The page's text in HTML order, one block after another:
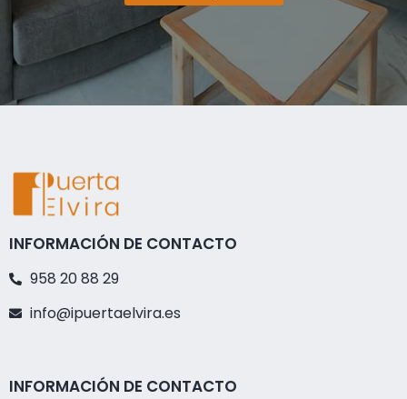
INFORMACIÓN DE CONTACTO
958 20 88 29
info@ipuertaelvira.es
INFORMACIÓN DE CONTACTO